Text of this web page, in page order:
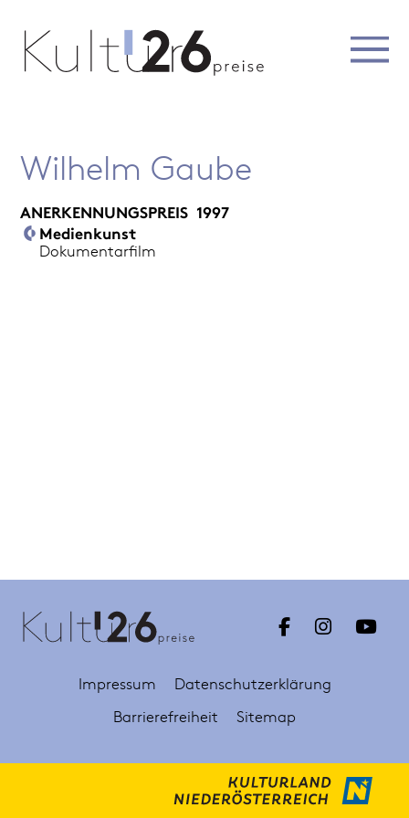
Wilhelm Gaube
ANERKENNUNGSPREIS 1997
Medienkunst
Dokumentarfilm
Impressum
Datenschutzerklärung
Barrierefreiheit
Sitemap